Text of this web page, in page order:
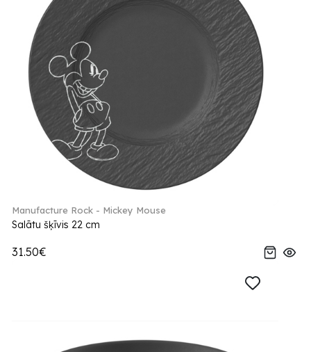
Manufacture Rock - Mickey Mouse
Salātu šķīvis 22 cm
31.50€